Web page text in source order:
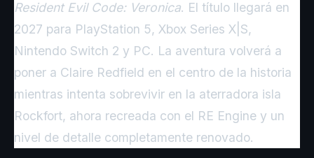
Resident Evil Code: Veronica. El título llegará en
2027 para PlayStation 5, Xbox Series X|S,
Nintendo Switch 2 y PC. La aventura volverá a
poner a Claire Redfield en el centro de la historia
mientras intenta sobrevivir en la aterradora isla
Rockfort, ahora recreada con el RE Engine y un
nivel de detalle completamente renovado.